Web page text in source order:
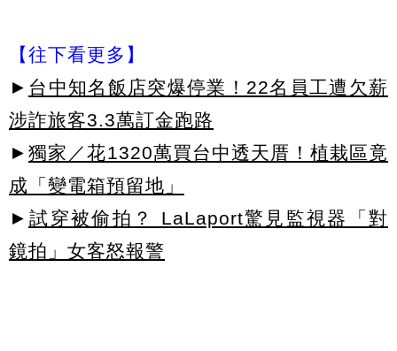
【往下看更多】
► 台中知名飯店突爆停業！22名員工遭欠薪
涉詐旅客3.3萬訂金跑路
► 獨家／花1320萬買台中透天厝！植栽區竟
成「變電箱預留地」
► 試穿被偷拍？ LaLaport驚見監視器「對
鏡拍」女客怒報警